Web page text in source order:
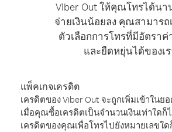
Viber Out ให้คุณโทรได้น
จ่ายเงินน้อยลง คุณสามารถ
ตัวเลือกการโทรที่มีอัตราค่
และยืดหยุ่นได้ของเร
แพ็คเกจเครดิต
เครดิตของ Viber Out จะถูกเพิ่มเข้าใน
เมื่อคุณซื้อเครดิตเป็นจำนวนเงินเท่าใด
เครดิตของคุณเพื่อโทรไปยังหมายเลขใ